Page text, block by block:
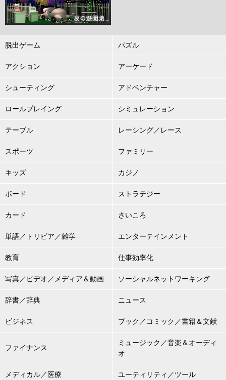
脱出ゲーム パズル
アクション アーケード
シューティング アドベンチャー
ロールプレイング シミュレーション
テーブル レーシング／レース
スポーツ ファミリー
キッズ カジノ
ボード ストラテジー
カード さいころ
単語／トリビア／雑学 エンターテインメント
教育 仕事効率化
写真／ビデオ／メディア＆動画 ソーシャルネットワーキング
辞書／辞典 ニュース
ビジネス ブック／コミック／書籍＆文献
ファイナンス
ミュージック／音楽＆オーディ
オ
メディカル／医療 ユーティリティ／ツール